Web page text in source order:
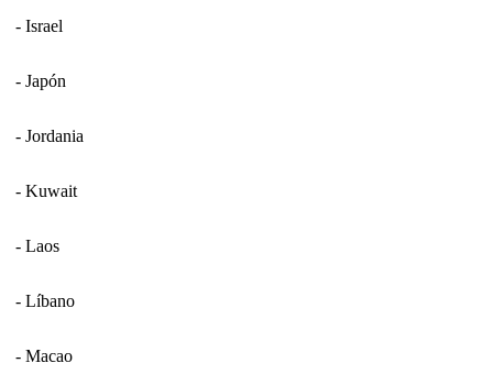
- Israel
- Japón
- Jordania
- Kuwait
- Laos
- Líbano
- Macao